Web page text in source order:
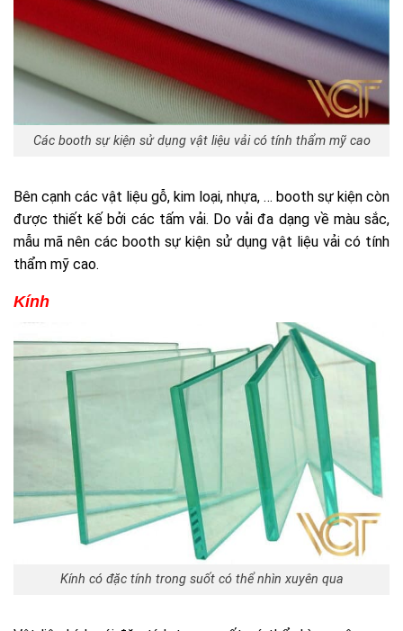
Các booth sự kiện sử dụng vật liệu vải có tính thẩm mỹ cao
Bên cạnh các vật liệu gỗ, kim loại, nhựa, … booth sự kiện còn
được thiết kế bởi các tấm vải. Do vải đa dạng về màu sắc,
mẫu mã nên các booth sự kiện sử dụng vật liệu vải có tính
thẩm mỹ cao.
Kính
Kính có đặc tính trong suốt có thể nhìn xuyên qua